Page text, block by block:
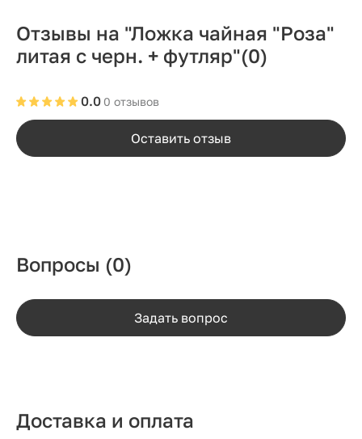
Отзывы на "Ложка чайная "Роза"
литая с черн. + футляр"(0)
0 отзывов
0.0
Оставить отзыв
Вопросы (0)
Задать вопрос
Доставка и оплата